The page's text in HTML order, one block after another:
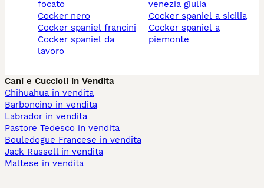
focato
cocker nero
cocker spaniel francini
cocker spaniel da
lavoro
venezia giulia
cocker spaniel a sicilia
cocker spaniel a
piemonte
Cani e Cuccioli in Vendita
Chihuahua in vendita
Barboncino in vendita
Labrador in vendita
Pastore Tedesco in vendita
Bouledogue Francese in vendita
Jack Russell in vendita
Maltese in vendita